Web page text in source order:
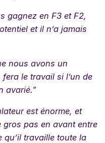
gagnez en F3 et F2,
et il n’a jamais
nous avons un
le travail si l’un de
avarié.”
est énorme, et
pas en avant entre
qu’il travaille toute la